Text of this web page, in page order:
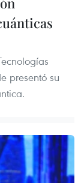
presentó su